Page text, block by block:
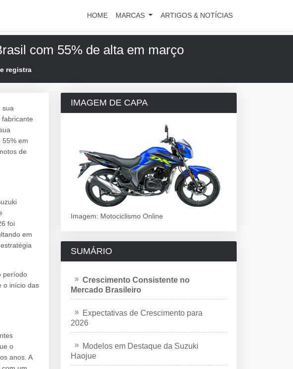
HOME MARCAS ARTIGOS & NOTÍCIAS
com 55% de alta em março
registra
sua
55% em
de
foi
em
período
o início das
o
anos. A
IMAGEM DE CAPA
Imagem: Motociclismo Online
SUMÁRIO
Crescimento Consistente no
Mercado Brasileiro
Expectativas de Crescimento para
2026
Modelos em Destaque da Suzuki
Haojue